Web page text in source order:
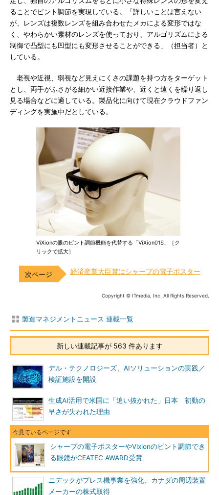
ることでピント調節を実現している。「詳しいことは言えない
が、レンズは複数レンズを組み合わせたメカによる変形ではな
く、やわらかい素材のレンズを使っており、アルゴリズムによる
制御で凸型にも凹型にも変形させることができる」（担当者）と
している。
老視や近視、弱視など見えにくさの課題を持つ方をターゲット
とし、両手がふさがる細かい近接作業や、近くと遠くを繰り返し
見る場合などに適している。製品化に向けて現在クラウドファン
ディングを実施中だとしている。
ViXionの眼のピント調節機能を代替する「ViXion01S」［ク
リックで拡大］
経済産業大臣賞はシャープの電子ポスター
Copyright © ITmedia, Inc. All Rights Reserved.
製造マネジメントニュース 連載一覧
新しい連載記事が 563 件あります
デル・テクノロジーズ、AIソリューションの実践／
検証施設を開設
生成AI活用で米国に「追い抜かれた」日本 初動の
早さが失われた理由
シャープの電子ポスターやVixionのピント調節でき
る眼鏡がCEATEC AWARD受賞
ニデックがプレス機事業を強化、カナダの周辺装置
メーカーの株式取得